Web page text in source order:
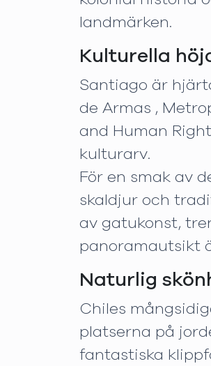
landmärken.
Kulturella
Santiago är
de Armas ,
and Human
kulturarv.
För en smak av
skaldjur och
av gatukonst,
panoramautsikt
Naturlig
Chiles
platserna på
fantastiska